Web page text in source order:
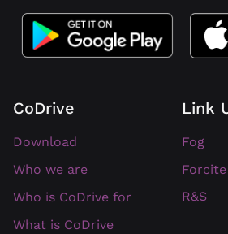
CoDrive
Download
Who we are
Who is CoDrive for
What is CoDrive
Link
Fog
Forcite
R&S